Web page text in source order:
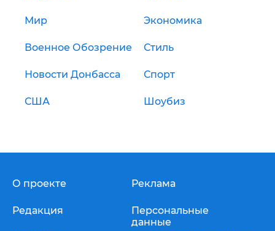
Мир Экономика
Военное Обозрение Стиль
Новости Донбасса Спорт
США Шоубиз
О проекте
Редакция
Реклама
Персональные
данные